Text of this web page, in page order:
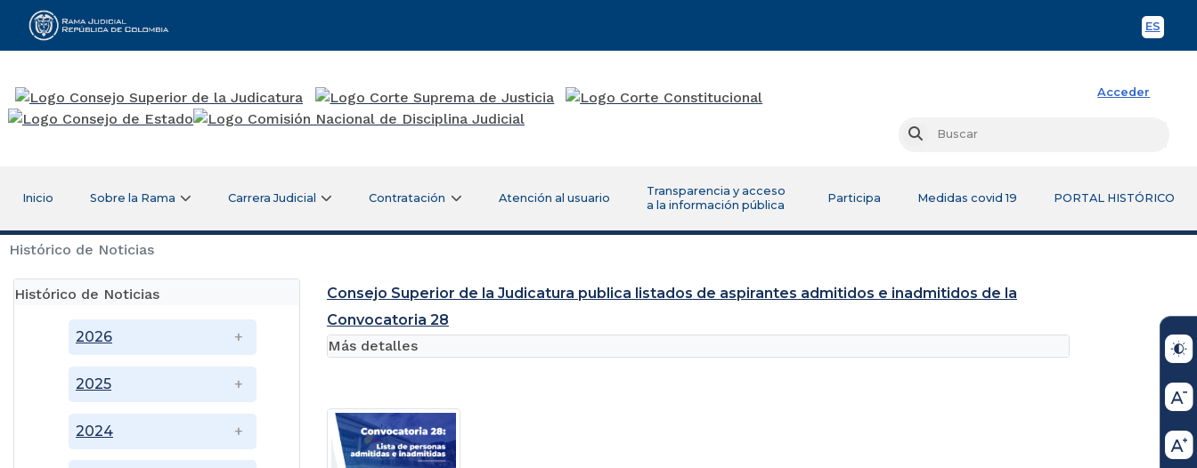
ES
Rama Judicial
Acceder
Buscar
Inicio Sobre la Rama Carrera Judicial Contratación Atención al usuario
Transparencia y acceso
a la información pública
Participa Medidas covid 19 PORTAL HISTÓRICO
Histórico de Noticias
Histórico de Noticias
2024
2025
2026
Consejo Superior de la Judicatura publica listados de aspirantes admitidos e inadmitidos de la
Convocatoria 28
Más detalles